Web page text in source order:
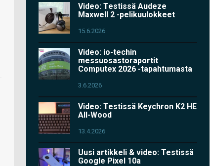
Video: Testissä Audeze
Maxwell 2 -pelikuulokkeet
15.6.2026
Video: io-techin
messuosastoraportit
Computex 2026 -tapahtumasta
3.6.2026
Video: Testissä Keychron K2 HE
All-Wood
13.4.2026
Uusi artikkeli & video: Testissä
Google Pixel 10a